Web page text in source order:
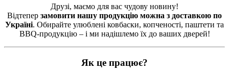
Друзі, маємо для вас чудову новину!
Відтепер замовити нашу продукцію можна з доставкою по
Україні. Обирайте улюблені ковбаски, копченості, паштети та
BBQ-продукцію – і ми надішлемо їх до ваших дверей!
Як це працює?